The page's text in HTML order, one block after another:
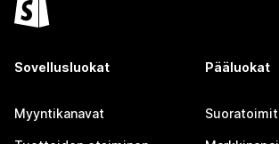
Sovellusluokat
Myyntikanavat
Pääluokat